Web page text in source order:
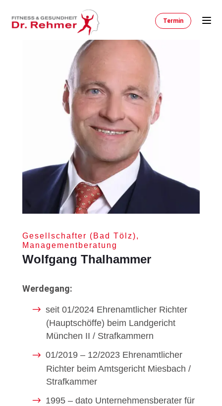
Termin
Gesellschafter (Bad Tölz),
Managementberatung
Wolfgang Thalhammer
Werdegang:
seit 01/2024 Ehrenamtlicher Richter
(Hauptschöffe) beim Landgericht
München II / Strafkammern
01/2019 – 12/2023 Ehrenamtlicher
Richter beim Amtsgericht Miesbach /
Strafkammer
1995 – dato Unternehmensberater für